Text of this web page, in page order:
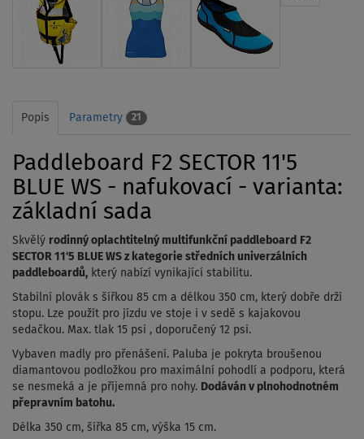
Popis Parametry 21
Paddleboard F2 SECTOR 11'5
BLUE WS - nafukovací - varianta:
základní sada
Skvělý rodinný oplachtitelný multifunkční paddleboard
F2
SECTOR 11‘5 BLUE WS z kategorie středních univerzálních
paddleboardů, který nabízí vynikající stabilitu.
Stabilní plovák s šířkou 85 cm a délkou 350 cm, který dobře drží
stopu. Lze použít pro jízdu ve stoje i v sedě s kajakovou
sedačkou. Max. tlak 15 psi , doporučený 12 psi.
Vybaven madly pro přenášení. Paluba je pokryta broušenou
diamantovou podložkou pro maximální pohodlí a podporu, která
se nesmeká a je příjemná pro nohy. Dodáván v plnohodnotném
přepravním batohu.
Délka 350 cm, šířka 85 cm, výška 15 cm.